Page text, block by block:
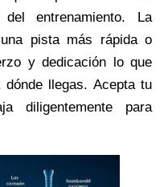
entrenamiento. La
pista más rápida o
y dedicación lo que
dónde llegas. Acepta tu
diligentemente para